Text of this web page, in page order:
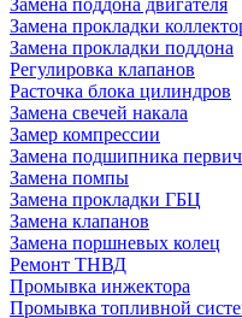
Замена прокладки
Замена прокладки поддона
Регулировка клапанов
Расточка блока цилиндров
Замена свечей накала
Замер компрессии
Замена подшипника
Замена помпы
Замена прокладки ГБЦ
Замена клапанов
Замена поршневых колец
Ремонт ТНВД
Промывка инжектора
Промывка топливной